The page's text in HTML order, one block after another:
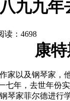
九九年
读： 4698
康
家以及钢琴家
七年，去世年份
琴家菲尔德进